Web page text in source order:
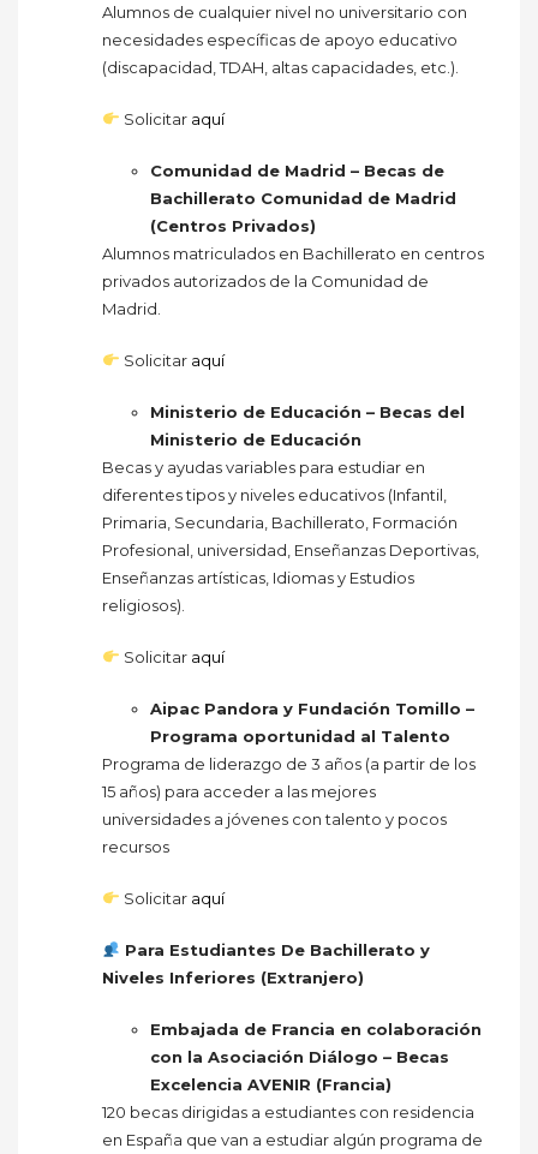
Alumnos de cualquier nivel no universitario con
necesidades específicas de apoyo educativo
(discapacidad, TDAH, altas capacidades, etc.).
Solicitar aquí
Comunidad de Madrid – Becas de
Bachillerato Comunidad de Madrid
(Centros Privados)
Alumnos matriculados en Bachillerato en centros
privados autorizados de la Comunidad de
Madrid.
Solicitar aquí
Ministerio de Educación – Becas del
Ministerio de Educación
Becas y ayudas variables para estudiar en
diferentes tipos y niveles educativos (Infantil,
Primaria, Secundaria, Bachillerato, Formación
Profesional, universidad, Enseñanzas Deportivas,
Enseñanzas artísticas, Idiomas y Estudios
religiosos).
Solicitar aquí
Aipac Pandora y Fundación Tomillo –
Programa oportunidad al Talento
Programa de liderazgo de 3 años (a partir de los
15 años) para acceder a las mejores
universidades a jóvenes con talento y pocos
recursos
Solicitar aquí
Para Estudiantes De Bachillerato y
Niveles Inferiores (Extranjero)
Embajada de Francia en colaboración
con la Asociación Diálogo – Becas
Excelencia AVENIR (Francia)
120 becas dirigidas a estudiantes con residencia
en España que van a estudiar algún programa de